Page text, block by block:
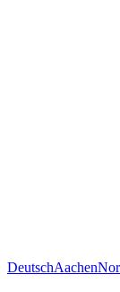
DeutschAachen